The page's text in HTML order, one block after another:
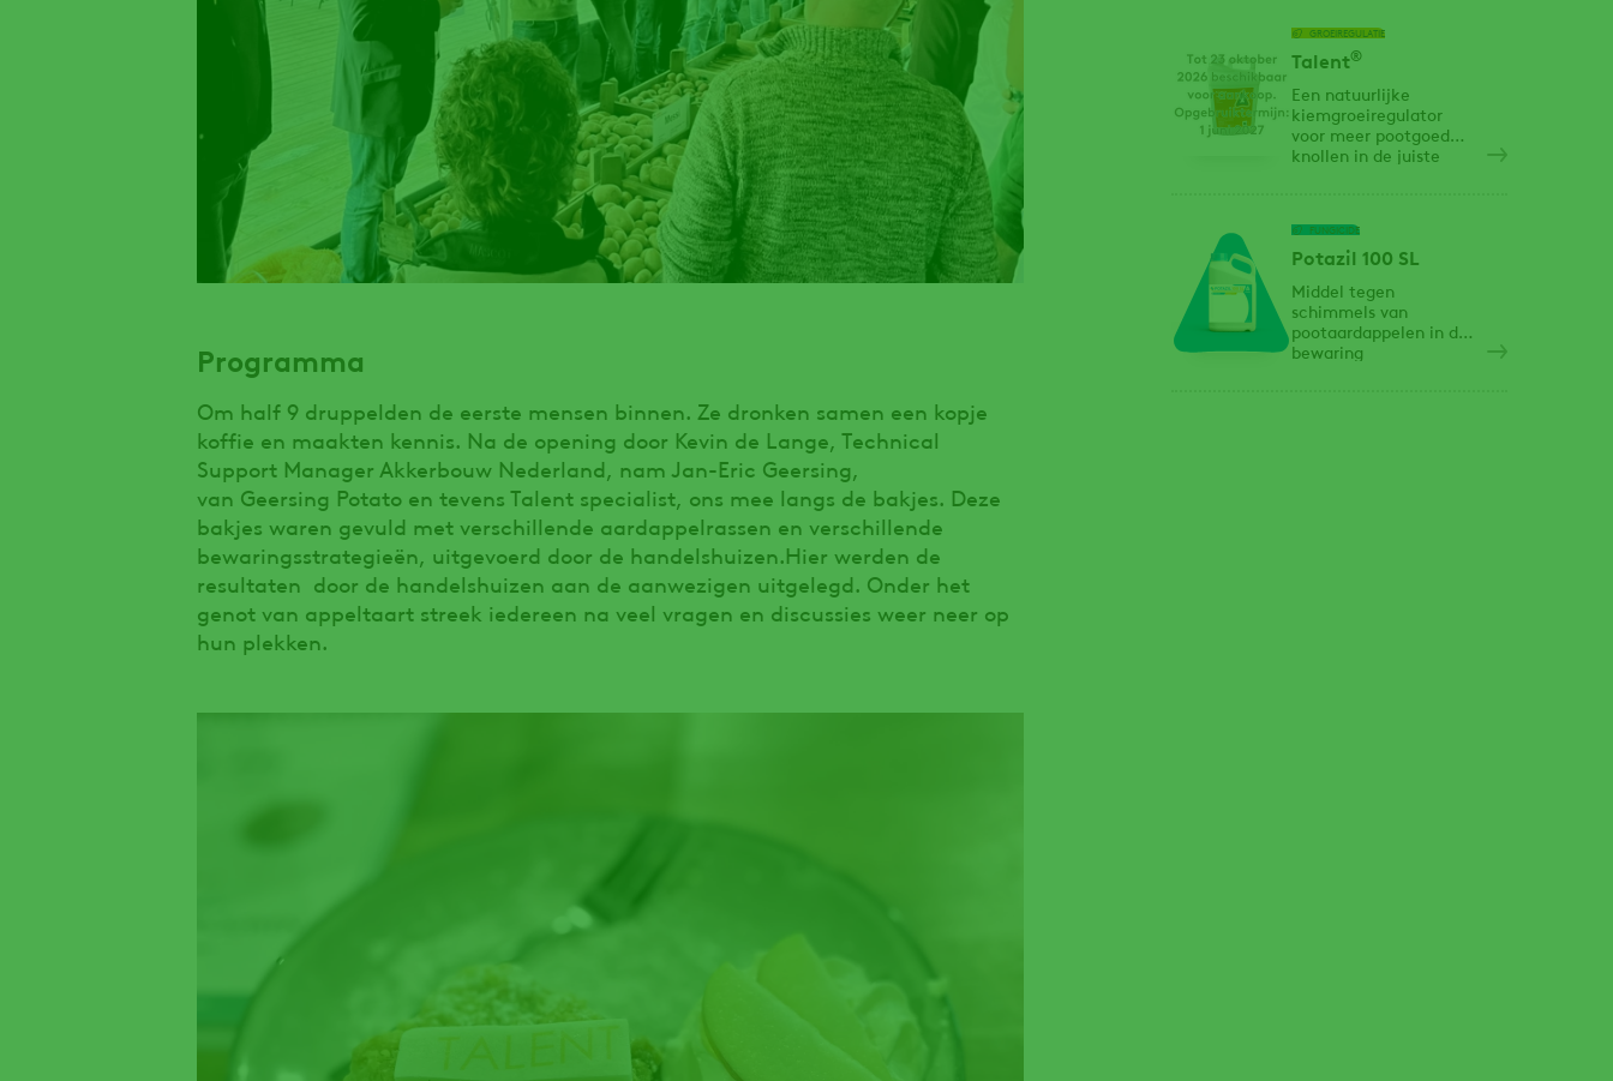
Programma
Om half 9 druppelden de eerste mensen binnen. Ze dronken samen een kopje
koffie en maakten kennis. Na de opening door Kevin de Lange, Technical
Support Manager Akkerbouw Nederland, nam Jan-Eric Geersing,
van Geersing Potato en tevens Talent specialist, ons mee langs de bakjes. Deze
bakjes waren gevuld met verschillende aardappelrassen en verschillende
bewaringsstrategieën, uitgevoerd door de handelshuizen.Hier werden de
resultaten door de handelshuizen aan de aanwezigen uitgelegd. Onder het
genot van appeltaart streek iedereen na veel vragen en discussies weer neer op
hun plekken.
GROEIREGULATIE
Talent®
Een natuurlijke
kiemgroeiregulator
voor meer pootgoed
knollen in de juiste
FUNGICIDE
Potazil 100 SL
Middel tegen
schimmels van
pootaardappelen in de
bewaring